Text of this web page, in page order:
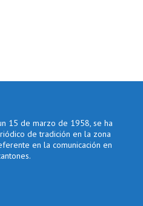
15 de marzo de 1958, se ha
de tradición en la zona
en la comunicación en